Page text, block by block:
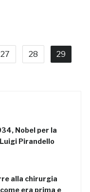
27 28 29
Nobel per la
Pirandello
alla chirurgia
era prima e